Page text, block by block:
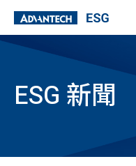
ESG 新聞